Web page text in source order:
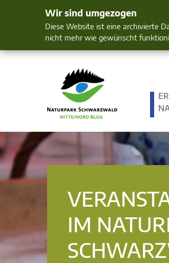
Wir sind umgezogen
Diese Website ist eine archivierte
nicht mehr wie gewünscht
IM